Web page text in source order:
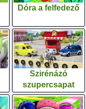
Dóra a felfedező
Szirénázó
szupercsapat